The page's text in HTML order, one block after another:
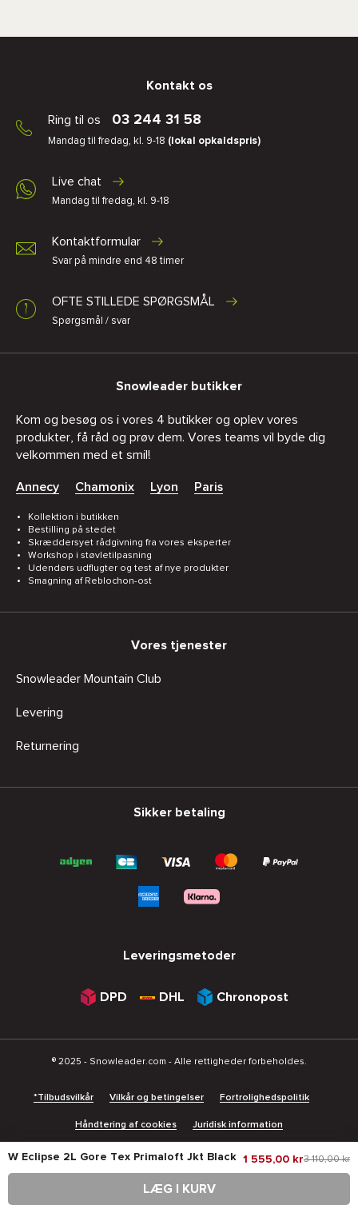
W Eclipse 2L Gore Tex Primaloft Jkt Black 1 555,00 kr3 110,00 kr
LÆG I KURV
Kontakt os
Ring til os 03 244 31 58
Mandag til fredag, kl. 9-18 (lokal opkaldspris)
Live chat
Mandag til fredag, kl. 9-18
Kontaktformular
Svar på mindre end 48 timer
OFTE STILLEDE SPØRGSMÅL
Spørgsmål / svar
Snowleader butikker
Kom og besøg os i vores 4 butikker og oplev vores
produkter, få råd og prøv dem. Vores teams vil byde dig
velkommen med et smil!
Annecy Chamonix Lyon Paris
Kollektion i butikken
Bestilling på stedet
Skræddersyet rådgivning fra vores eksperter
Workshop i støvletilpasning
Udendørs udflugter og test af nye produkter
Smagning af Reblochon-ost
Vores tjenester
Snowleader Mountain Club
Levering
Returnering
Sikker betaling
Leveringsmetoder
DPD DHL Chronopost
® 2025 - Snowleader.com - Alle rettigheder forbeholdes.
*Tilbudsvilkår Vilkår og betingelser Fortrolighedspolitik
Håndtering af cookies Juridisk information